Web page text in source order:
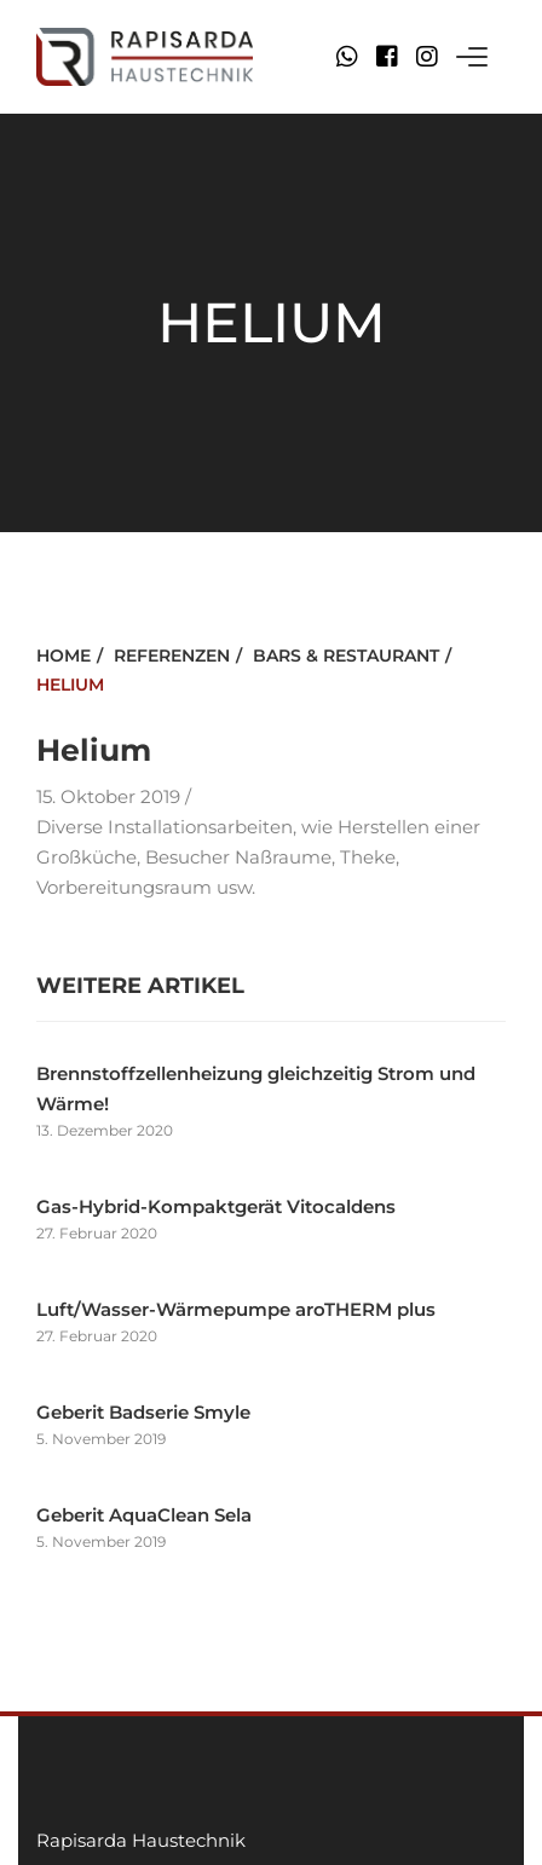
HELIUM
HOME REFERENZEN
BARS & RESTAURANT
HELIUM
Helium
15. Oktober 2019 /
Diverse Installationsarbeiten, wie Herstellen einer
Großküche, Besucher Naßraume, Theke,
Vorbereitungsraum usw.
WEITERE ARTIKEL
Brennstoffzellenheizung gleichzeitig Strom und
Wärme!
13. Dezember 2020
Gas-Hybrid-Kompaktgerät Vitocaldens
27. Februar 2020
Luft/Wasser-Wärmepumpe aroTHERM plus
27. Februar 2020
Geberit Badserie Smyle
5. November 2019
Geberit AquaClean Sela
5. November 2019
Rapisarda Haustechnik